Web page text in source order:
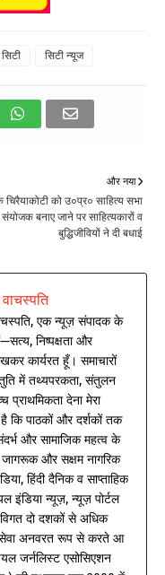
सिटी सिटी न्यूज
और नया
को उ०प्र० साहित्य सभा
बनाए जाने पर साहित्यकारों व
बुद्धिजीवियों ने दी बधाई
एक न्यूज़ संपादक के
निष्पक्षता और
कार्यरत हूँ। समाचारों
में तथ्यपरकता, संतुलन
प्राथमिकता देना मेरा
है कि पाठकों और दर्शकों तक
और सामाजिक महत्व के
और सक्षम नागरिक
हिंदी दैनिक व साप्ताहिक
इंडिया न्यूज़, न्यूज़ पोर्टल
दो दशकों से अधिक
अनवरत रूप से करते आ
जर्नलिस्ट एसोसिएशन